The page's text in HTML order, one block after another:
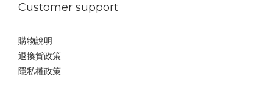
Customer support
購物說明
退換貨政策
隱私權政策